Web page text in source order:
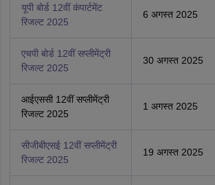
यूपी बोर्ड 12वीं कंपार्टमेंट
रिजल्ट 2025
6 अगस्त 2025
एचपी बोर्ड 12वीं सप्लीमेंट्री
रिजल्ट 2025
30 अगस्त 2025
आईएससी 12वीं सप्लीमेंट्री
रिजल्ट 2025
1 अगस्त 2025
सीजीबीएसई 12वीं सप्लीमेंट्री
रिजल्ट 2025
19 अगस्त 2025